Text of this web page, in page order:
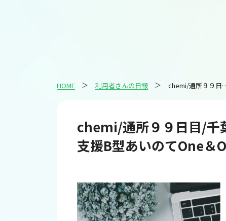
HOME 利用者さんの日報 chemi/通所９９日目/千葉のIT・
chemi/通所９９日目/千
支援B型あいのてOne＆